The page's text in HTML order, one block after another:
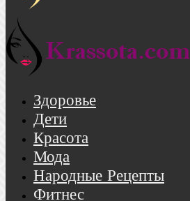
Здоровье
Дети
Красота
Мода
Народные Рецепты
Фитнес